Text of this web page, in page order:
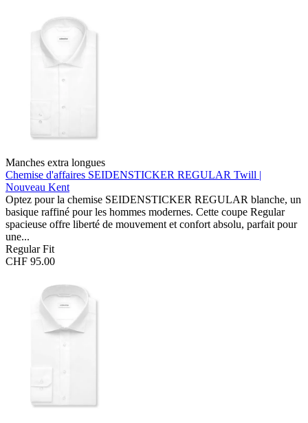
Manches extra longues
Chemise d'affaires SEIDENSTICKER REGULAR Twill |
Nouveau Kent
Optez pour la chemise SEIDENSTICKER REGULAR blanche, un
basique raffiné pour les hommes modernes. Cette coupe Regular
spacieuse offre liberté de mouvement et confort absolu, parfait pour
une...
Regular Fit
CHF 95.00